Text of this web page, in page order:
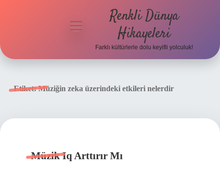
Politikası
menüyü
Renkli Dünya
Hikayeleri
Farklı kültürlerle dolu keyifli yolculuk!
Etiket:Müziğin zeka üzerindeki etkileri nelerdir
Müzik Iq Arttırır Mı